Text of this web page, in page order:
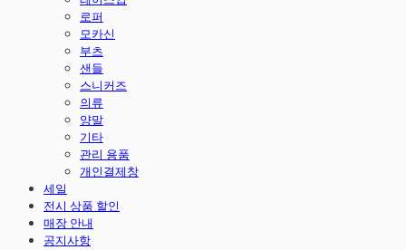
로퍼
모카신
부츠
샌들
스니커즈
의류
양말
기타
관리 용품
개인결제창
세일
전시 상품 할인
매장 안내
공지사항